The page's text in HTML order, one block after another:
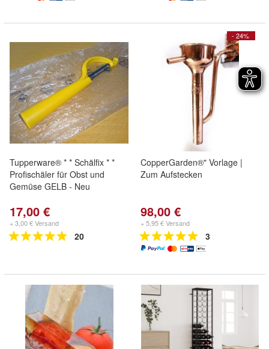
Tupperware® * * Schälfix * *
Profischäler für Obst und
Gemüse GELB - Neu
17,00 €
+ 3,00 € Versand
20
- 24%
CopperGarden®" Vorlage |
Zum Aufstecken
98,00 €
+ 5,95 € Versand
3